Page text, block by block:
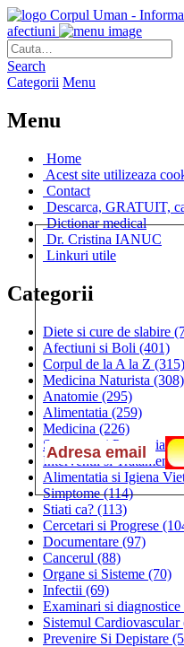
Corpul Uman -
afectiuni
Search
Categorii Menu
Menu
Home
Acest site utilizeaza
Contact
Descarca, GRATUIT,
Dictionar medical
Dr. Cristina IANUC
Linkuri utile
Categorii
Diete si cure de slabire
Afectiuni si Boli (401)
Corpul de la A la Z (315)
Medicina Naturista (308)
Anatomie (295)
Alimentatia (259)
Medicina (226)
Sanatatea si Preventia
Interventii si Tratamente
Alimentatia si Igiena
Simptome(114)
Stiati ca? (113)
Cercetari si Progrese
Documentare (97)
Cancerul (88)
Organe si Sisteme (70)
Infectii (69)
Examinari si diagnostice
Sistemul Cardiovascular
Prevenire Si Depistare